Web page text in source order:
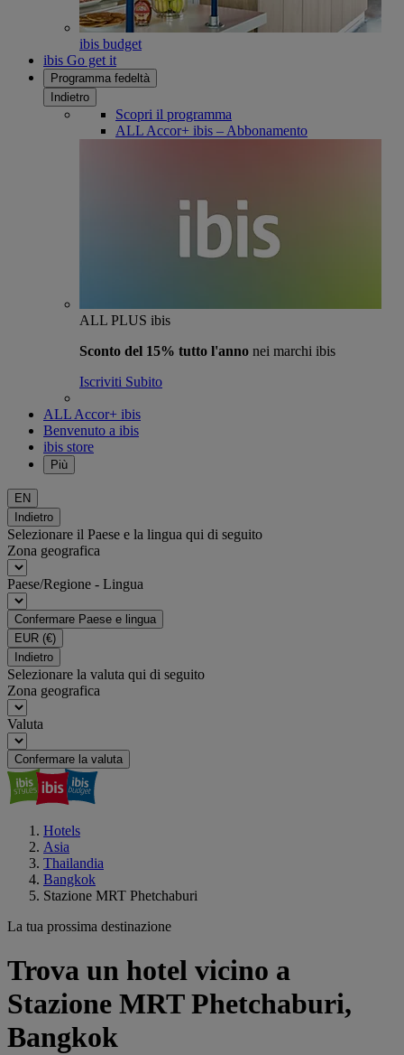
ibis budget
ibis Go get it
Programma fedeltà
Indietro
Scopri il programma
ALL Accor+ ibis – Abbonamento
ALL PLUS ibis
Sconto del 15% tutto l'anno nei marchi ibis
Iscriviti Subito
ALL Accor+ ibis
Benvenuto a ibis
ibis store
Più
EN
Indietro
Selezionare il Paese e la lingua qui di seguito
Zona geografica
Paese/Regione - Lingua
Confermare Paese e lingua
EUR (€)
Indietro
Selezionare la valuta qui di seguito
Zona geografica
Valuta
Confermare la valuta
Hotels
Asia
Thailandia
Bangkok
Stazione MRT Phetchaburi
La tua prossima destinazione
Trova un hotel vicino a
Stazione MRT Phetchaburi,
Bangkok